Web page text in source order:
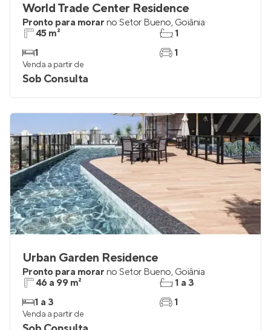
World Trade Center Residence
Pronto para morar no Setor Bueno, Goiânia
45 m²
1
1
1
Venda a partir de
Sob Consulta
Urban Garden Residence
Pronto para morar no Setor Bueno, Goiânia
46 a 99 m²
1 a 3
1 a 3
1
Venda a partir de